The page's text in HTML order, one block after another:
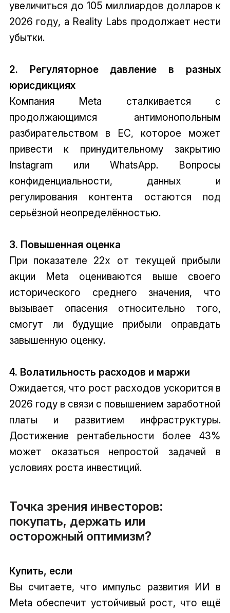
увеличиться до 105 миллиардов долларов к
2026 году, а Reality Labs продолжает нести
убытки.
2. Регуляторное давление в разных
юрисдикциях
Компания Meta сталкивается с
продолжающимся антимонопольным
разбирательством в ЕС, которое может
привести к принудительному закрытию
Instagram или WhatsApp. Вопросы
конфиденциальности, данных и
регулирования контента остаются под
серьёзной неопределённостью.
3. Повышенная оценка
При показателе 22x от текущей прибыли
акции Meta оцениваются выше своего
исторического среднего значения, что
вызывает опасения относительно того,
смогут ли будущие прибыли оправдать
завышенную оценку.
4. Волатильность расходов и маржи
Ожидается, что рост расходов ускорится в
2026 году в связи с повышением заработной
платы и развитием инфраструктуры.
Достижение рентабельности более 43%
может оказаться непростой задачей в
условиях роста инвестиций.
Точка зрения инвесторов:
покупать, держать или
осторожный оптимизм?
Купить, если
Вы считаете, что импульс развития ИИ в
Meta обеспечит устойчивый рост, что ещё